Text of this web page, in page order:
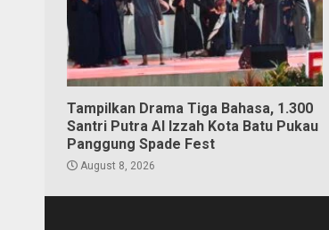
Tampilkan Drama Tiga Bahasa, 1.300
Santri Putra Al Izzah Kota Batu Pukau
Panggung Spade Fest
August 8, 2026